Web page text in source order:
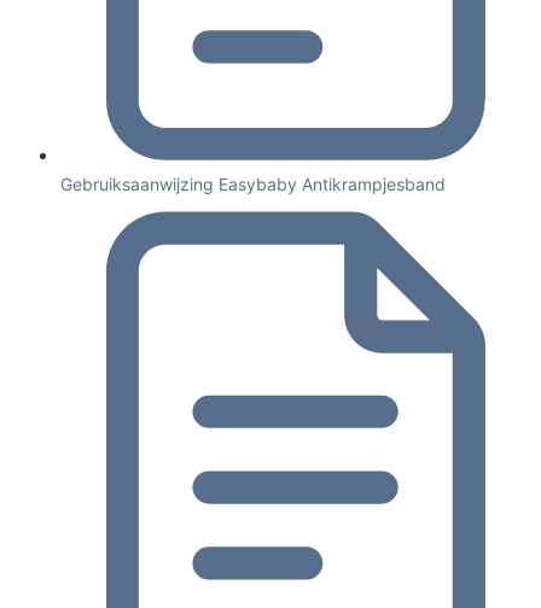
Gebruiksaanwijzing Easybaby Antikrampjesband